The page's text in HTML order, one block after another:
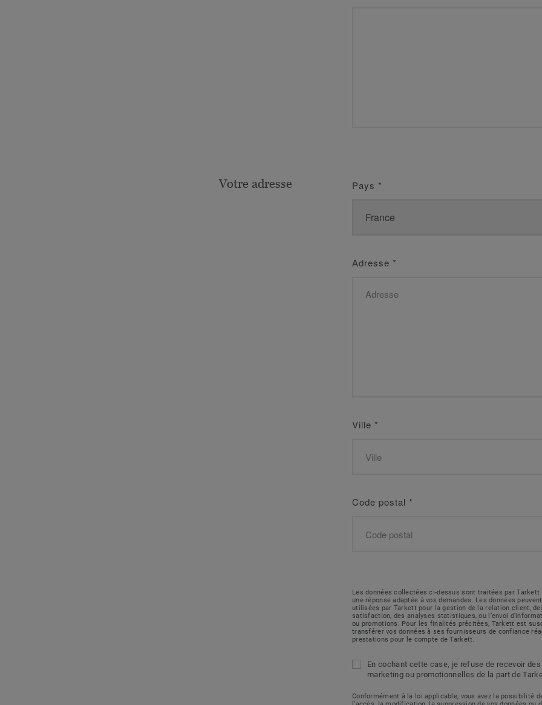
Votre adresse Pays *
Adresse *
Ville *
Code postal *
Les données collectées ci-dessus sont traitées par
une réponse adaptée à vos demandes. Les données
utilisées par Tarkett pour la gestion de la relation client,
satisfaction, des analyses statistiques, ou l’envoi
ou promotions. Pour les finalités précitées, Tarkett est
transférer vos données à ses fournisseurs de confiance
prestations pour le compte de Tarkett.
En cochant cette case, je refuse de recevoir
marketing ou promotionnelles de la part de
Conformément à la loi applicable, vous avez la possibilité